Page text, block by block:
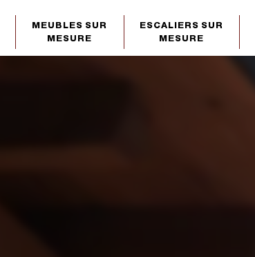
MEUBLES SUR
MESURE
ESCALIERS SUR
MESURE